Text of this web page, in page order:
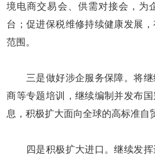
境电商交易会、供需对接会，为
台；促进保税维修持续健康发展
范围。
三是做好涉企服务保障。将继
商等专题培训，继续编制并发布
息，积极扩大面向全球的高标准自
四是积极扩大进口。继续发挥